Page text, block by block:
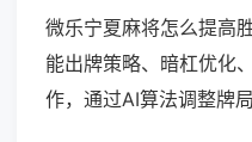
微乐宁夏麻将怎么提高
能出牌策略、暗杠优化
作，通过AI算法调整牌